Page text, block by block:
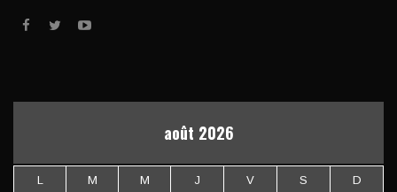
août 2026
L M M J V S D